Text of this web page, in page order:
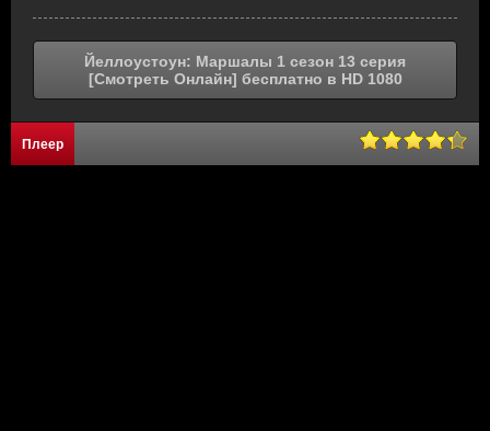
Йеллоустоун: Маршалы 1 сезон 13 серия
[Смотреть Онлайн] бесплатно в HD 1080
Плеер